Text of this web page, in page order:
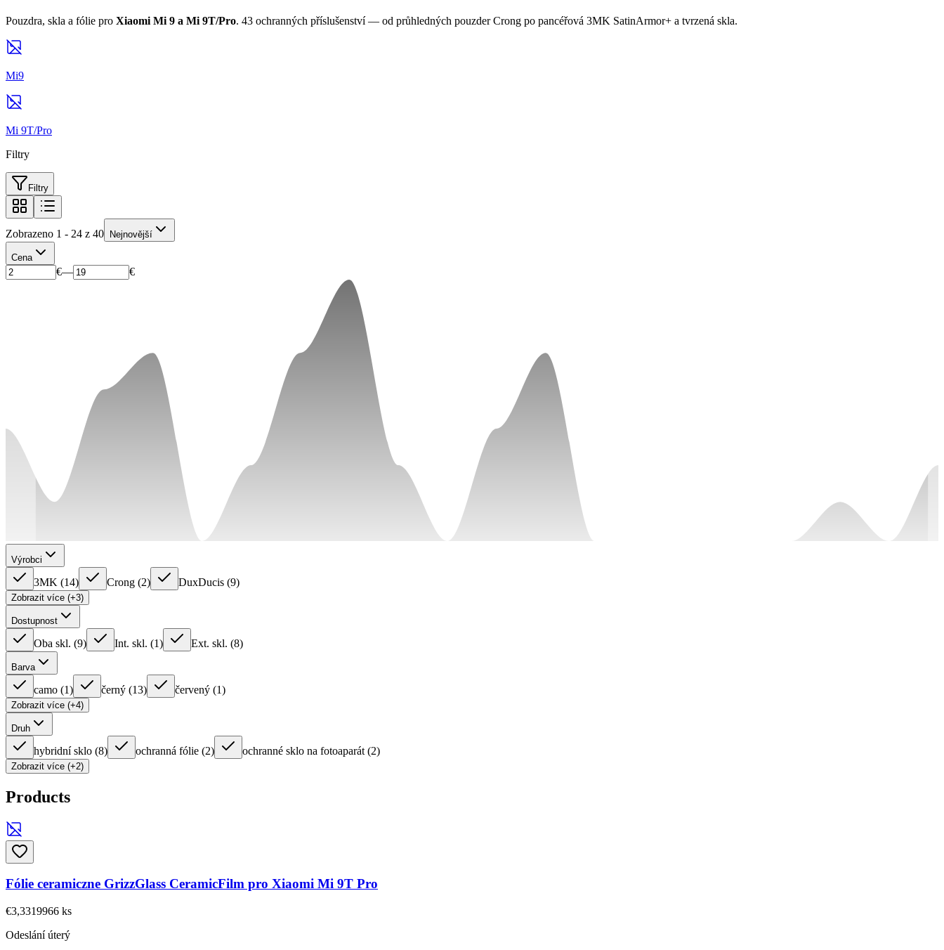
Pouzdra, skla a fólie pro Xiaomi Mi 9 a Mi 9T/Pro. 43 ochranných příslušenství — od průhledných pouzder Crong po pancéřová 3MK SatinArmor+ a tvrzená skla.
Mi9
Mi 9T/Pro
Filtry
Filtry
Zobrazeno 1 - 24 z 40 Nejnovější
Cena
€— €
Výrobci
3MK (14) Crong (2) DuxDucis (9)
Zobrazit více (+3)
Dostupnost
Oba skl. (9) Int. skl. (1) Ext. skl. (8)
Barva
camo (1) černý (13) červený (1)
Zobrazit více (+4)
Druh
hybridní sklo (8) ochranná fólie (2) ochranné sklo na fotoaparát (2)
Zobrazit více (+2)
Products
Fólie ceramiczne GrizzGlass CeramicFilm pro Xiaomi Mi 9T Pro
€3,3319966 ks
Odeslání úterý